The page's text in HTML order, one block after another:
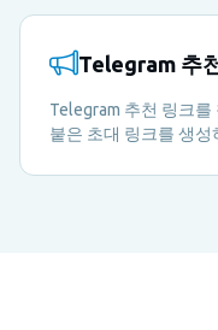
Telegram 추
Telegram 추천 링크
붙은 초대 링크를 생